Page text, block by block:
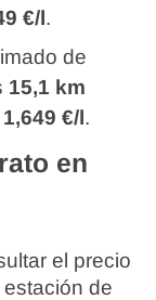
€/l.
de
15,1 km
1,649 €/l.
en
el precio
de